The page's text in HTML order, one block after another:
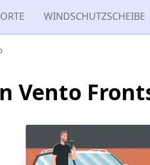
ORTE WINDSCHUTZSCHEIBE
Vento